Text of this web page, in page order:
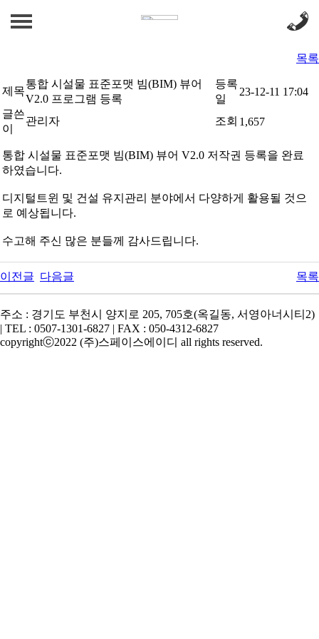
ABOUT US
연혁
PRODUCT(HW,SW)
찾아가는 VR 안전교육
GALLERY
GALLERY
CUSTOMER
공지사항
목록
제목
통합 시설물 표준포맷 빔(BIM) 뷰어
V2.0 프로그램 등록
등록
일
23-12-11 17:04
글쓴
이
관리자 조회 1,657
통합 시설물 표준포맷 빔(BIM) 뷰어 V2.0 저작권 등록을 완료
하였습니다.
디지털트윈 및 건설 유지관리 분야에서 다양하게 활용될 것으
로 예상됩니다.
수고해 주신 많은 분들께 감사드립니다.
이전글 다음글 목록
주소 : 경기도 부천시 양지로 205, 705호(옥길동, 서영아너시티2)
| TEL : 0507-1301-6827 | FAX : 050-4312-6827
copyrightⓒ2022 (주)스페이스에이디 all rights reserved.